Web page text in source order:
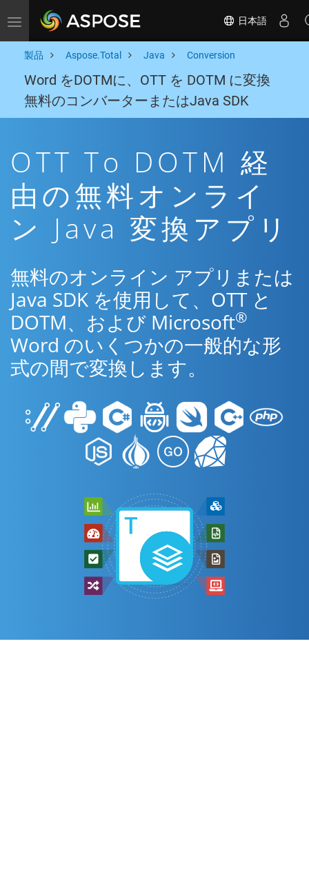
Toggle navigation 日本語
製品 Aspose.Total Java Conversion
Word をDOTMに、OTT を DOTM に変換
無料のコンバーターまたはJava SDK
OTT To DOTM 経
由の無料オンライ
ン Java 変換アプリ
無料のオンライン アプリまたは
Java SDK を使用して、OTT と
DOTM、および Microsoft®
Word のいくつかの一般的な形
式の間で変換します。